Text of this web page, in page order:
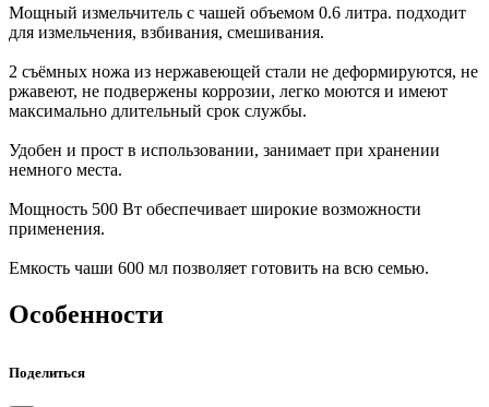
Мощный измельчитель с чашей объемом 0.6 литра. подходит
для измельчения, взбивания, смешивания.
2 съёмных ножа из нержавеющей стали не деформируются, не
ржавеют, не подвержены коррозии, легко моются и имеют
максимально длительный срок службы.
Удобен и прост в использовании, занимает при хранении
немного места.
Мощность 500 Вт обеспечивает широкие возможности
применения.
Емкость чаши 600 мл позволяет готовить на всю семью.
Особенности
Поделиться